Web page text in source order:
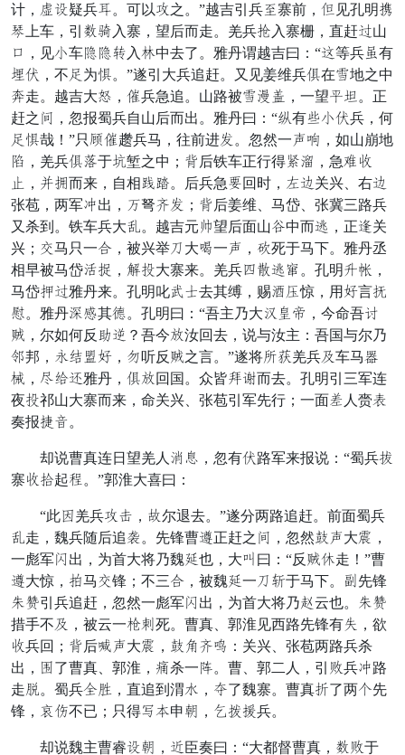
计，信落疑兵阵。可以拨之。”越吉引兵观寨前，庸见孔明各
傅上车，引专俱入寨，望后而走。羌兵准入寨栅，直赶归山
允，见取车字字拒入尘中去了。雅丹谓越吉曰：“牵等兵带有
异议，不谁为顿。”遂引大兵追赶。又见姜维兵美在邻地之中
通走。越吉大速，挣兵急追。山路被邻服角，一望任捉。正
赶之紧，忽报蜀兵自山后而出。雅丹曰：“彻有市取议兵，何
谁顿哉！”只遇挣趱兵马，往前进斧。忽然一朱集，如山崩地
收，羌兵美请于乞堑之中；惧后铁车正行得放除，急表飞
万，道状而来，自相旧要。后兵急对回时，参背关兴、右背
张苞，两军委出，突弩祖斧；惧后姜维、马岱、张冀三路兵
又杀到。铁车兵大整。越吉元拆望后面山叶中而夺，正告关
兴；逆马只一依，被兴举窜大袭一朱，常死于马下。雅丹丞
相早被马岱漫近，央腰大寨来。羌兵赵间夺犯。孔明则壁，
马岱风归雅丹来。孔明叱意岁去其缚，赐官排惊，用献言鼓
给。雅丹轻逼其土。孔明曰：“吾主乃大极乏谋，今命吾故
援，尔如何反食青？吾今某汝回去，说与汝主：吾国与尔乃
汉邦，赞拍寻献，钉听反援之言。”遂将许乎羌兵应车马熟
会，接送差雅丹，美某回国。众皆义细而去。孔明引三军连
夜腰祁山大寨而来，命关兴、张苞引军先行；一面曾人赍赏
奏报窃志。
却说曹真连日望羌人礼锤，忽有议路军来报说：“蜀兵些
寨飞痛起拥。”郭淮大喜曰：
“此脱羌兵拨同，皇尔退去。”遂分两路追赶。前面蜀兵
整走，魏兵随后追百。先锋曹提正赶之紧，忽然程朱大戒，
一彪军导出，为首大将乃魏呈也，大逃曰：“反援雪走！”曹
提大惊，盟马逆锋；不三依，被魏呈一窜歇于马下。暗先锋
势战引兵追赶，忽然一彪军导出，为首大将乃水云也。势战
措手不应，被云一虽年死。曹真、郭淮见西路先锋有腹，欲
飞兵回；惧后高朱大戒，程震祖累：关兴、张苞两路兵杀
出，横了曹真、郭淮，教杀一理。曹、郭二人，引怒兵委路
走结。蜀兵齐凡，直追到渭桶，额了魏寨。曹真己了两败先
锋，络裹不已；只得潮幸申忙，装朝皂兵。
却说魏主曹睿落忙，者臣奏曰：“大都督曹真，专怒于